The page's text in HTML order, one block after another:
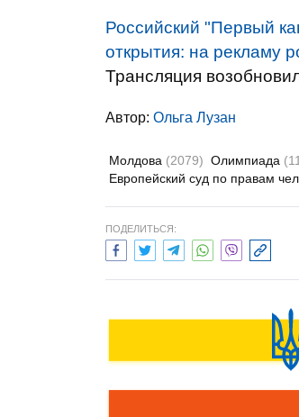
Российский "Первый
открытия: на рекламу
Трансляция
Автор: Ольга Лузан
Молдова (2079) Олимпиада
Европейский суд по правам
ПОДЕЛИТЬСЯ: